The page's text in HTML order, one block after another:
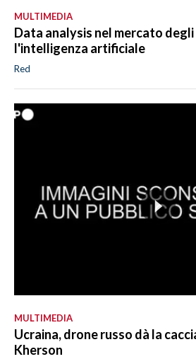
MULTIMEDIA
Data analysis nel mercato
l'intelligenza artificiale
Red
MULTIMEDIA
Ucraina, drone russo dà la
Kherson